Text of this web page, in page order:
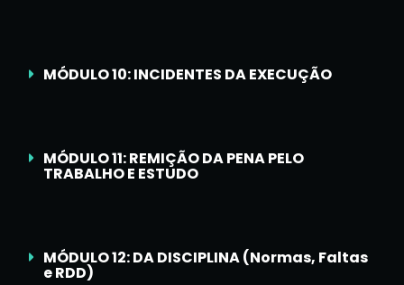
MÓDULO 10: INCIDENTES DA EXECUÇÃO
MÓDULO 11: REMIÇÃO DA PENA PELO
TRABALHO E ESTUDO
MÓDULO 12: DA DISCIPLINA (Normas, Faltas
e RDD)